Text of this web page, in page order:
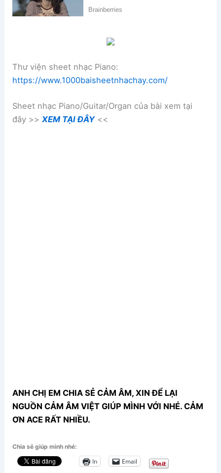
Thư viện sheet nhạc Piano:
https://www.1000baisheetnhachay.com/
Sheet nhạc Piano/Guitar/Organ của bài xem tại
đây >>XEM TẠI ĐÂY<<
ANH CHỊ EM CHIA SẺ CẢM ÂM, XIN ĐỂ LẠI
NGUỒN CẢM ÂM VIỆT GIÚP MÌNH VỚI NHÉ. CẢM
ƠN ACE RẤT NHIỀU.
Chia sẻ giúp mình nhé:
In Email